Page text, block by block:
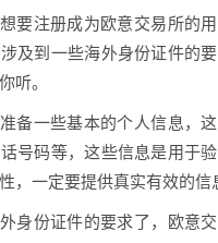
要注册成为欧意交易所的
及到一些海外身份证件的
听。
备一些基本的个人信息，
号码等，这些信息是用于
，一定要提供真实有效的信
身份证件的要求了，欧意